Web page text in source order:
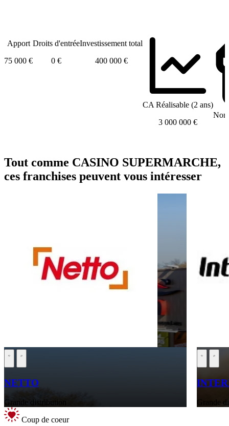
Apport
75 000 €
Droits d'entrée
0 €
Investissement total
400 000 €
CA Réalisable (2 ans)
3 000 000 €
Tout comme CASINO SUPERMARCHE,
ces franchises peuvent vous intéresser
NETTO
Grande distribution
Coup de coeur
Grande